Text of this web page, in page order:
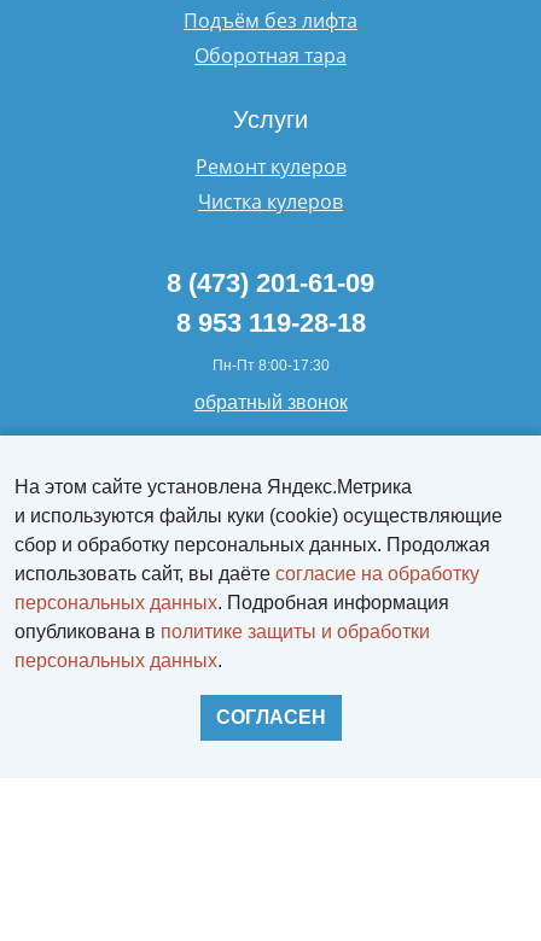
Подъём без лифта
Оборотная тара
Услуги
Ремонт кулеров
Чистка кулеров
8 (473) 201-61-09
8 953 119-28-18
Пн-Пт 8:00-17:30
обратный звонок
На этом сайте установлена Яндекс.Метрика
и используются файлы куки (cookie) осуществляющие
сбор и обработку персональных данных. Продолжая
использовать сайт, вы даёте согласие на обработку
персональных данных. Подробная информация
опубликована в политике защиты и обработки
персональных данных.
СОГЛАСЕН